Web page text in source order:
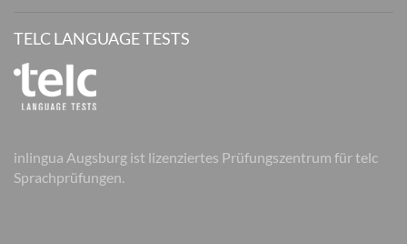
TELC LANGUAGE TESTS
inlingua Augsburg ist lizenziertes Prüfungszentrum für telc
Sprachprüfungen.